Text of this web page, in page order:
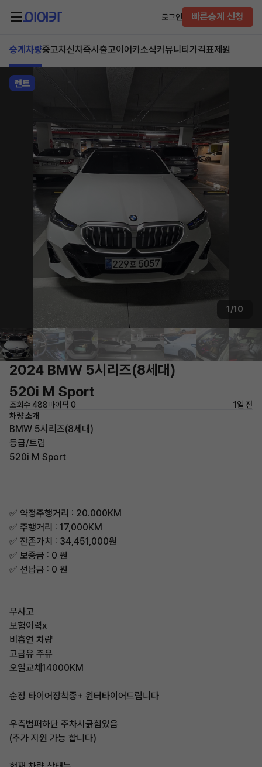
로그인 빠른승계 신청
승계차량중고차신차즉시출고이어카소식커뮤니티 가격표제원
렌트
1/10
2024 BMW 5시리즈(8세대)
520i M Sport
조회수 488마이픽 0
1일 전
차량 소개
BMW 5시리즈(8세대)
등급/트림
520i M Sport
✅ 약정주행거리 : 20.000KM
✅ 주행거리 : 17,000KM
✅ 잔존가치 : 34,451,000원
✅ 보증금 : 0 원
✅ 선납금 : 0 원
무사고
보험이력x
비흡연 차량
고급유 주유
오일교체14000KM
순정 타이어장착중+ 윈터타이어드립니다
우측범퍼하단 주차시긁힘있음
(추가 지원 가능 합니다)